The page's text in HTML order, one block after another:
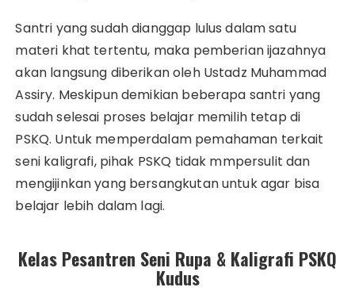
Santri yang sudah dianggap lulus dalam satu
materi khat tertentu, maka pemberian ijazahnya
akan langsung diberikan oleh Ustadz Muhammad
Assiry. Meskipun demikian beberapa santri yang
sudah selesai proses belajar memilih tetap di
PSKQ. Untuk memperdalam pemahaman terkait
seni kaligrafi, pihak PSKQ tidak mmpersulit dan
mengijinkan yang bersangkutan untuk agar bisa
belajar lebih dalam lagi.
Kelas Pesantren Seni Rupa & Kaligrafi PSKQ
Kudus